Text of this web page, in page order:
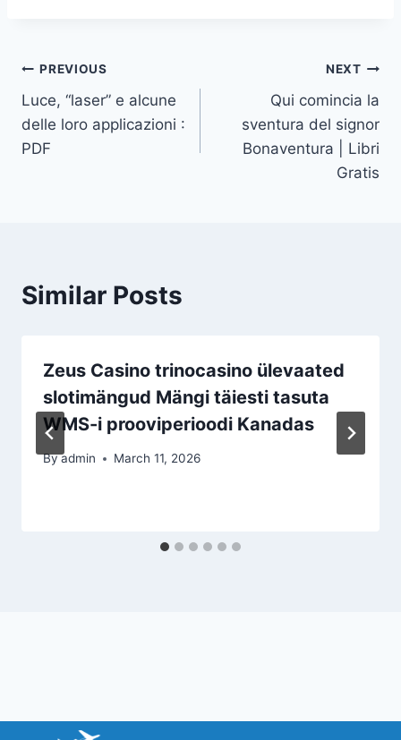
PREVIOUS
Luce, “laser” e alcune
delle loro applicazioni :
PDF
NEXT
Qui comincia la
sventura del signor
Bonaventura | Libri
Gratis
Similar Posts
Zeus Casino trinocasino ülevaated
slotimängud Mängi täiesti tasuta
WMS-i prooviperioodi Kanadas
Byadmin March 11, 2026